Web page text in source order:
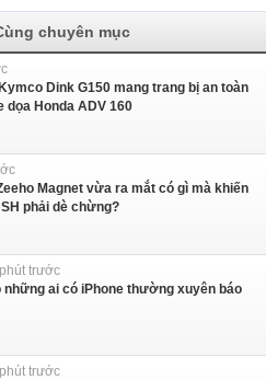
chuyên mục
Dink G150 mang trang bị an toàn
Honda ADV 160
Magnet vừa ra mắt có gì mà khiến
phải dè chừng?
trước
ai có iPhone thường xuyên báo
trước